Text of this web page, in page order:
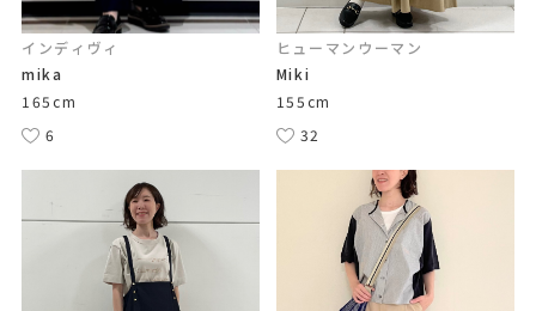
インディヴィ
mika
165cm
6
ヒューマンウーマン
Miki
155cm
32